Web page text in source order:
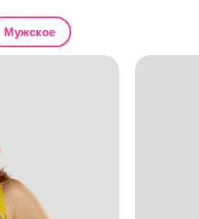
Мужское